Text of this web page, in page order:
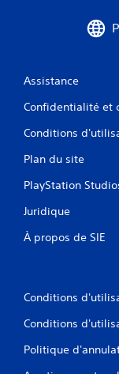
Assistance
Confidentialité et
Conditions
Plan du site
PlayStation
Juridique
À propos de SIE
Conditions
Conditions
Politique